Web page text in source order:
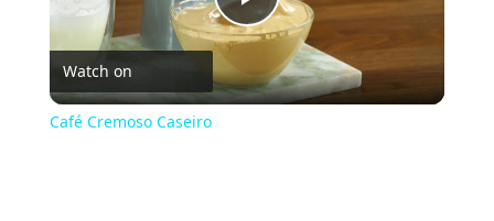
Play
Video
Watch on
Café Cremoso Caseiro